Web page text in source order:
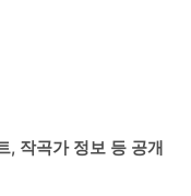
, 작곡가 정보 등 공개